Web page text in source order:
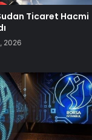
Ticaret Hacmi
2026